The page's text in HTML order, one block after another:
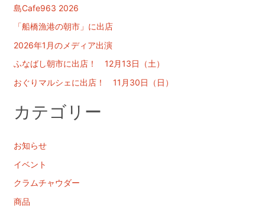
:島Cafe963 2026
「船橋漁港の朝市」に出店
2026年1月のメディア出演
ふなばし朝市に出店！ 12月13日（土）
おぐりマルシェに出店！ 11月30日（日）
カテゴリー
お知らせ
イベント
クラムチャウダー
商品